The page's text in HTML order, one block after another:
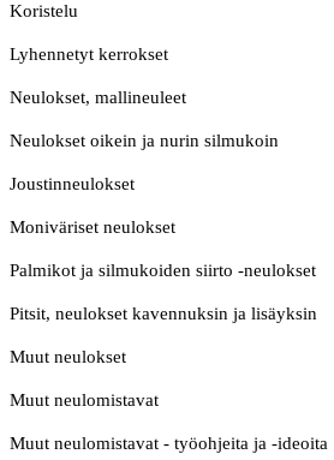
Koristelu
Lyhennetyt kerrokset
Neulokset, mallineuleet
Neulokset oikein ja nurin silmukoin
Joustinneulokset
Moniväriset neulokset
Palmikot ja silmukoiden siirto -neulokset
Pitsit, neulokset kavennuksin ja lisäyksin
Muut neulokset
Muut neulomistavat
Muut neulomistavat - työohjeita ja -ideoita